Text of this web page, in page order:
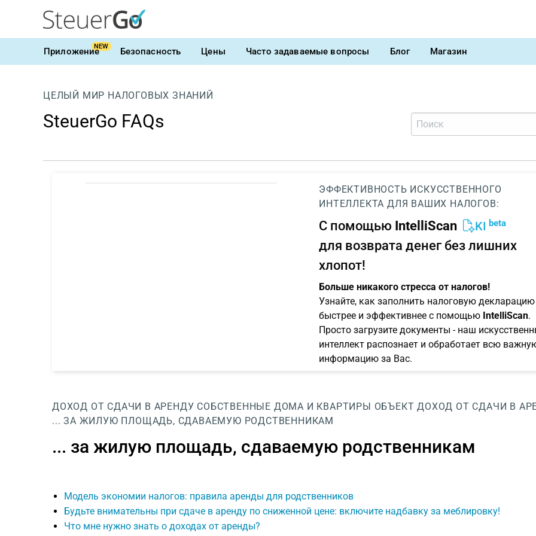
ПриложениеNEW Безопасность Цены Часто задаваемые вопросы Блог Магазин
ЦЕЛЫЙ МИР НАЛОГОВЫХ ЗНАНИЙ
SteuerGo FAQs
ЭФФЕКТИВНОСТЬ ИСКУССТВЕННОГО
ИНТЕЛЛЕКТА ДЛЯ ВАШИХ НАЛОГОВ:
С помощью IntelliScan KI beta
для возврата денег без лишних
хлопот!
Больше никакого стресса от налогов!
Узнайте, как заполнить налоговую декларацию
быстрее и эффективнее с помощью IntelliScan.
Просто загрузите документы - наш
интеллект распознает и обработает всю
информацию за Вас.
ДОХОД ОТ СДАЧИ В АРЕНДУ СОБСТВЕННЫЕ ДОМА И КВАРТИРЫ ОБЪЕКТДОХОД ОТ СДАЧИ В
... ЗА ЖИЛУЮ ПЛОЩАДЬ, СДАВАЕМУЮ РОДСТВЕННИКАМ
... за жилую площадь, сдаваемую родственникам
Модель экономии налогов: правила аренды для родственников
Будьте внимательны при сдаче в аренду по сниженной цене: включите надбавку за меблировку!
Что мне нужно знать о доходах от аренды?